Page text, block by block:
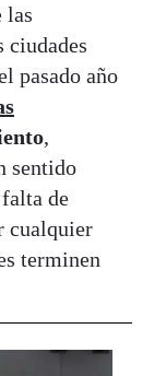
las
ciudades
pasado año
,
sentido
de
cualquier
terminen